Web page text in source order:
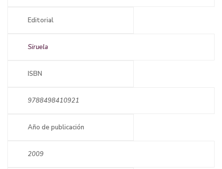
Editorial
Siruela
ISBN
9788498410921
Año de publicación
2009